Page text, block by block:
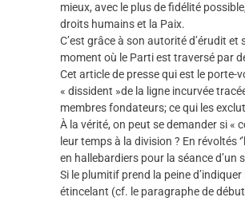
mieux, avec le plus de fidélité
droits humains et la Paix.
C’est grâce à son autorité d’érudit
moment où le Parti est traversé par
Cet article de presse qui est le porte-
« dissident »de la ligne incurvée
membres fondateurs; ce qui les
À la vérité, on peut se demander si «
leur temps à la division ? En révoltés
en hallebardiers pour la séance d’un
Si le plumitif prend la peine
étincelant (cf. le paragraphe de